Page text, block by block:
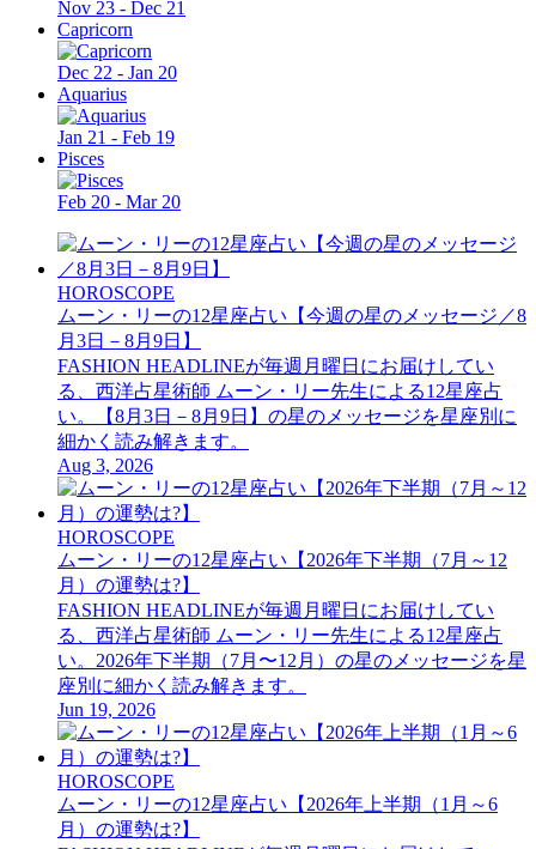
Nov 23 - Dec 21
Capricorn
Dec 22 - Jan 20
Aquarius
Jan 21 - Feb 19
Pisces
Feb 20 - Mar 20
HOROSCOPE
ムーン・リーの12星座占い【今週の星のメッセージ／8
月3日－8月9日】
FASHION HEADLINEが毎週月曜日にお届けしてい
る、西洋占星術師 ムーン・リー先生による12星座占
い。【8月3日－8月9日】の星のメッセージを星座別に
細かく読み解きます。
Aug 3, 2026
HOROSCOPE
ムーン・リーの12星座占い【2026年下半期（7月～12
月）の運勢は?】
FASHION HEADLINEが毎週月曜日にお届けしてい
る、西洋占星術師 ムーン・リー先生による12星座占
い。2026年下半期（7月〜12月）の星のメッセージを星
座別に細かく読み解きます。
Jun 19, 2026
HOROSCOPE
ムーン・リーの12星座占い【2026年上半期（1月～6
月）の運勢は?】